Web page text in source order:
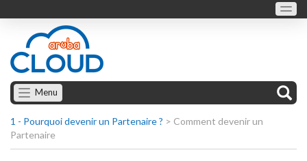
Menu
1 - Pourquoi devenir un Partenaire ? > Comment devenir un
Partenaire